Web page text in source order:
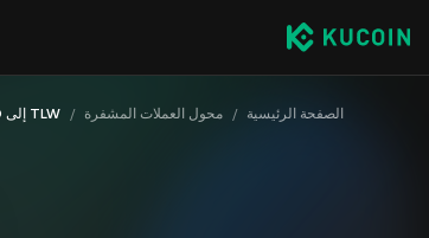
الصفحة الرئيسية / محول العملات المشفرة / TLW إلى USD